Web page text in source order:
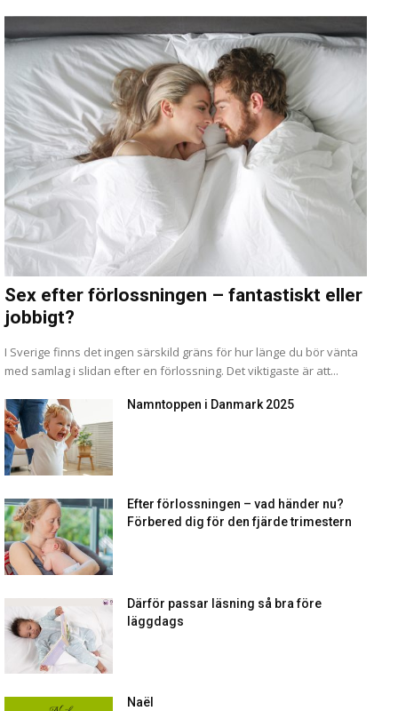
Sex efter förlossningen – fantastiskt eller
jobbigt?
I Sverige finns det ingen särskild gräns för hur länge du bör vänta
med samlag i slidan efter en förlossning. Det viktigaste är att...
Namntoppen i Danmark 2025
Efter förlossningen – vad händer nu?
Förbered dig för den fjärde trimestern
Därför passar läsning så bra före
läggdags
Naël